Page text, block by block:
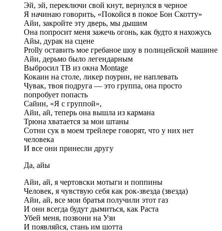
Эй, эй, переключи свой кнут, вернулся в черное
Я начинаю говорить, «Покойся в покое Бон Скотту»
Айи, закройте эту дверь, мы дышим
Она попросит меня зажечь огонь, как будто я нахожусь
Айы, дурак на сцене
Prolly оставить мое гребаное шоу в полицейской машине
Айи, дерьмо было легендарным
Выбросил ТВ из окна Montage
Кокаин на столе, ликер поурин, не наплевать
Чувак, твоя подруга — это группа, она просто
попробует попасть
Сайин, «Я с группой»,
Айи, ай, теперь она вышла из кармана
Трюна хватается за мои штаны
Сотни сук в моем трейлере говорят, что у них нет
человека
И все они принесли другу
Да, айы
Айи, ай, я чертовски мотыги и поппины
Человек, я чувствую себя как рок-звезда (звезда)
Айи, ай, все мои братья получили этот газ
И они всегда будут дымиться, как Раста
Убей меня, позвони на Узи
И появляйся, стань им шотта